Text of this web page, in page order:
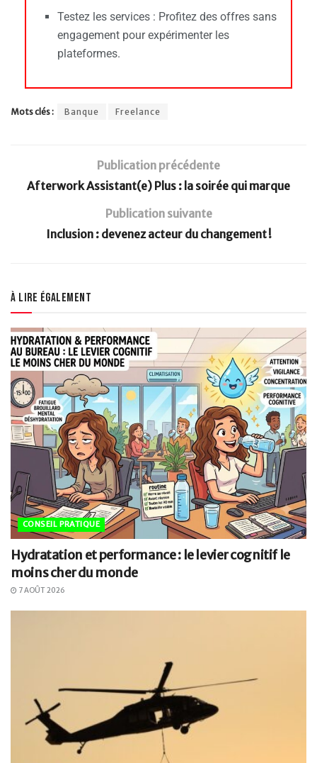
Testez les services : Profitez des offres sans
engagement pour expérimenter les
plateformes.
Mots clés : Banque Freelance
Publication précédente
Afterwork Assistant(e) Plus : la soirée qui marque
Publication suivante
Inclusion : devenez acteur du changement !
À lire également
CONSEIL PRATIQUE
Hydratation et performance : le levier cognitif le
moins cher du monde
7 AOÛT 2026